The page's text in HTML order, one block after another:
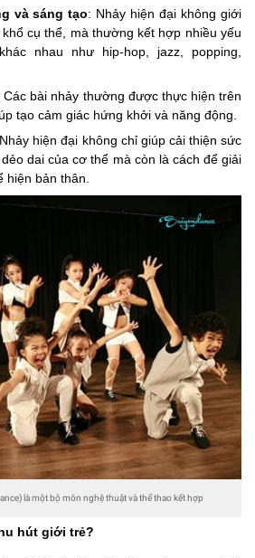
và sáng tạo: Nhảy hiện đại không giới
cụ thể, mà thường kết hợp nhiều yếu
nhau như hip-hop, jazz, popping,
Các bài nhảy thường được thực hiện trên
tạo cảm giác hứng khởi và năng động.
hiện đại không chỉ giúp cải thiện sức
dai của cơ thể mà còn là cách để giải
hiện bản thân.
là một bộ môn nghệ thuật và thể thao kết hợp
hút giới trẻ?